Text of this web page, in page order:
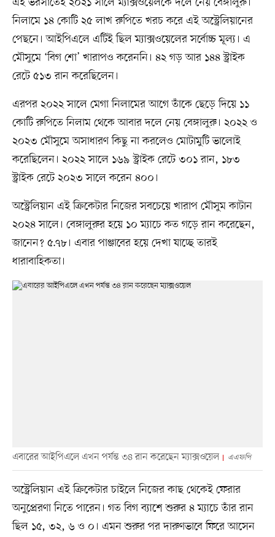
নিলামে ১৪ কোটি ২৫ লাখ রুপিতে খরচ করে এই অস্ট্রেলিয়ানের
পেছনে। আইপিএলে এটিই ছিল ম্যাক্সওয়েলের সর্বোচ্চ মূল্য। এ
মৌসুমে ‘বিগ শো’ খারাপও করেননি। ৪২ গড় আর ১৪৪ স্ট্রাইক
রেটে ৫১৩ রান করেছিলেন।
এরপর ২০২২ সালে মেগা নিলামের আগে তাঁকে ছেড়ে দিয়ে ১১
কোটি রুপিতে নিলাম থেকে আবার দলে নেয় বেঙ্গালুরু। ২০২২ ও
২০২৩ মৌসুমে অসাধারণ কিছু না করলেও মোটামুটি ভালোই
করেছিলেন। ২০২২ সালে ১৬৯ স্ট্রাইক রেটে ৩০১ রান, ১৮৩
স্ট্রাইক রেটে ২০২৩ সালে করেন ৪০০।
অস্ট্রেলিয়ান এই ক্রিকেটার নিজের সবচেয়ে খারাপ মৌসুম কাটান
২০২৪ সালে। বেঙ্গালুরুর হয়ে ১০ ম্যাচে কত গড়ে রান করেছেন,
জানেন? ৫.৭৮। এবার পাঞ্জাবের হয়ে দেখা যাচ্ছে তারই
ধারাবাহিকতা।
এবারের আইপিএলে এখন পর্যন্ত ৩৪ রান করেছেন ম্যাক্সওয়েল এএফপি
অস্ট্রেলিয়ান এই ক্রিকেটার চাইলে নিজের কাছ থেকেই ফেরার
অনুপ্রেরণা নিতে পারেন। গত বিগ ব্যাশে শুরুর ৪ ম্যাচে তাঁর রান
ছিল ১৫, ৩২, ৬ ও ০। এমন শুরুর পর দারুণভাবে ফিরে আসেন